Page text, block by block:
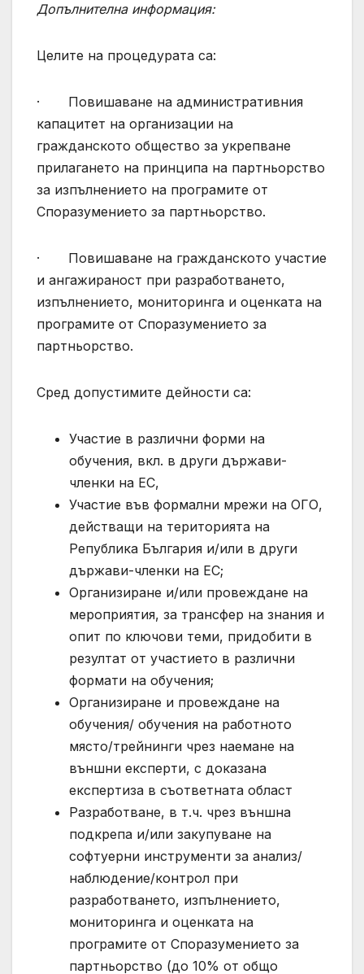
Допълнителна информация:
Целите на процедурата са:
· Повишаване на административния
капацитет на организации на
гражданското общество за укрепване
прилагането на принципа на партньорство
за изпълнението на програмите от
Споразумението за партньорство.
· Повишаване на гражданското участие
и ангажираност при разработването,
изпълнението, мониторинга и оценката на
програмите от Споразумението за
партньорство.
Сред допустимите дейности са:
Участие в различни форми на
обучения, вкл. в други държави-
членки на ЕС,
Участие във формални мрежи на ОГО,
действащи на територията на
Република България и/или в други
държави-членки на ЕС;
Организиране и/или провеждане на
мероприятия, за трансфер на знания и
опит по ключови теми, придобити в
резултат от участието в различни
формати на обучения;
Организиране и провеждане на
обучения/ обучения на работното
място/трейнинги чрез наемане на
външни експерти, с доказана
експертиза в съответната област
Разработване, в т.ч. чрез външна
подкрепа и/или закупуване на
софтуерни инструменти за анализ/
наблюдение/контрол при
разработването, изпълнението,
мониторинга и оценката на
програмите от Споразумението за
партньорство (до 10% от общо